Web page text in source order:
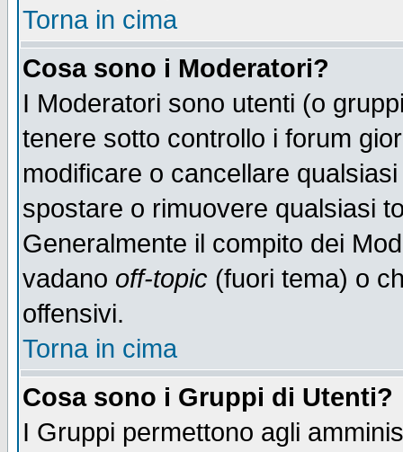
Torna in cima
Cosa sono i Moderatori?
I Moderatori sono utenti (o
tenere sotto controllo i forum
modificare o cancellare
spostare o rimuovere qualsiasi
Generalmente il compito dei
vadano off-topic (fuori tema) o
offensivi.
Torna in cima
Cosa sono i Gruppi di Utenti?
I Gruppi permettono agli